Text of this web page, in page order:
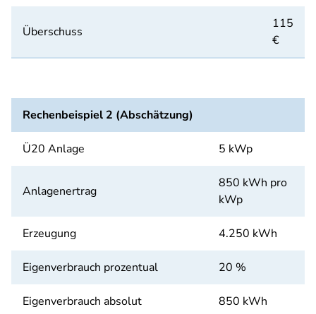
Überschuss
115
€
Rechenbeispiel 2 (Abschätzung)
Ü20 Anlage 5 kWp
Anlagenertrag
850 kWh pro
kWp
Erzeugung 4.250 kWh
Eigenverbrauch prozentual 20 %
Eigenverbrauch absolut 850 kWh